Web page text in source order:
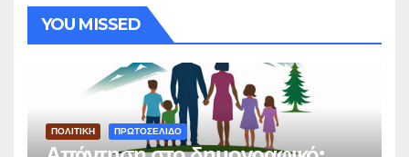
YOU MISSED
ΠΟΛΙΤΙΚΗ ΠΡΩΤΟΣΕΛΙΔΟ